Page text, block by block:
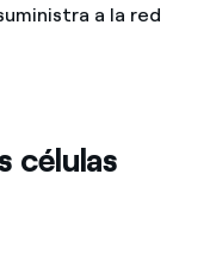
a la red
células